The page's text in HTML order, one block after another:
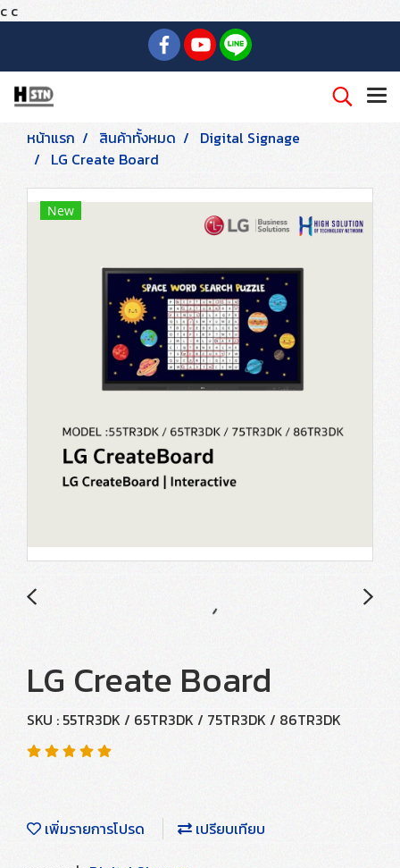
c c
หน้าแรก สินค้าทั้งหมด
Digital Signage
LG Create Board
New
LG Create Board
SKU : 55TR3DK / 65TR3DK / 75TR3DK / 86TR3DK
เพิ่มรายการโปรด
เปรียบเทียบ